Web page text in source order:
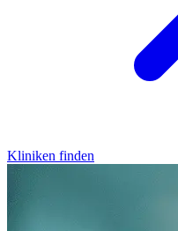
Kliniken finden